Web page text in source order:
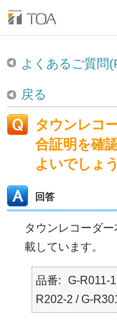
よくあるご質問
戻る
タウンレコ
合証明を確
よいでしょう
回答
タウンレコーダ
載しています。
品番
G-R011-
R202-2 / G-